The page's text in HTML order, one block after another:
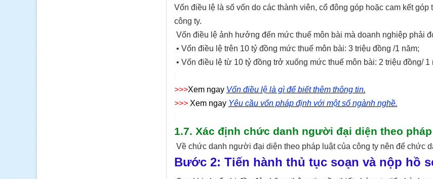
Vốn điều lệ là số vốn do các thành viên, cổ đông góp hoặc cam kết
công ty.
Vốn điều lệ ảnh hưởng đến mức thuế môn bài mà doanh nghiệp phải
• Vốn điều lệ trên 10 tỷ đồng mức thuế môn bài: 3 triệu đồng /1 năm;
• Vốn điều lệ từ 10 tỷ đồng trở xuống mức thuế môn bài: 2 triệu đồng/ 1
>>>Xem ngay Vốn điều lệ là gìđể biết thêm thông tin.
>>> Xem ngay Yêu cầu vốn pháp định với một số ngành nghề.
1.7. Xác định chức danh người đại diện theo
Về chức danh người đại diện theo pháp luật của công ty nên để chức
Bước 2: Tiến hành thủ tục soạn và nộp hồ